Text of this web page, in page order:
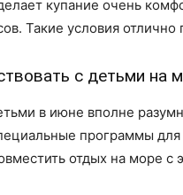
купание очень
Такие условия
с детьми на
в июне вполне
программы
отдых на море с